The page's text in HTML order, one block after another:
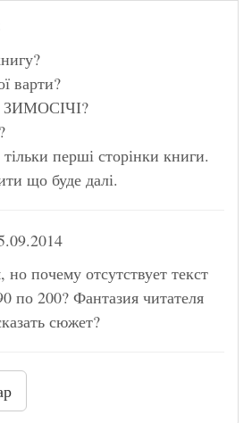
варти?
ЗИМОСІЧІ?
перші сторінки книги.
що буде далі.
но почему отсутствует текст
по 200? Фантазия читателя
сюжет?